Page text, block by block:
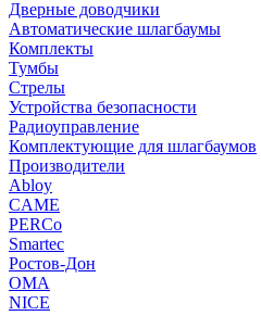
Дверные доводчики
Автоматические шлагбаумы
Комплекты
Тумбы
Стрелы
Устройства безопасности
Радиоуправление
Комплектующие для шлагбаумов
Производители
Abloy
CAME
PERCo
Smartec
Ростов-Дон
ОМА
NICE